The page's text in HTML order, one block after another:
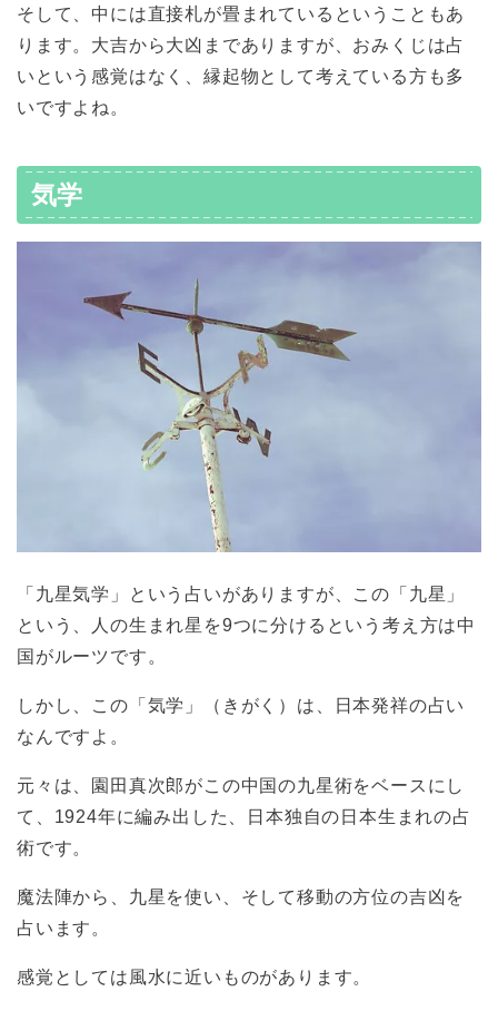
そして、中には直接札が畳まれているということもあ
ります。大吉から大凶までありますが、おみくじは占
いという感覚はなく、縁起物として考えている方も多
いですよね。
気学
「九星気学」という占いがありますが、この「九星」
という、人の生まれ星を9つに分けるという考え方は中
国がルーツです。
しかし、この「気学」（きがく）は、日本発祥の占い
なんですよ。
元々は、園田真次郎がこの中国の九星術をベースにし
て、1924年に編み出した、日本独自の日本生まれの占
術です。
魔法陣から、九星を使い、そして移動の方位の吉凶を
占います。
感覚としては風水に近いものがあります。